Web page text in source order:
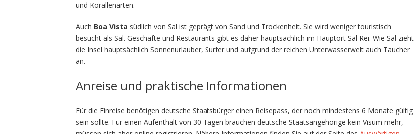
und Korallenarten.
Auch Boa Vista südlich von Sal ist geprägt von Sand und Trockenheit. Sie wird weniger touristisch
besucht als Sal. Geschäfte und Restaurants gibt es daher hauptsächlich im Hauptort Sal Rei. Wie Sal zieht
die Insel hauptsächlich Sonnenurlauber, Surfer und aufgrund der reichen Unterwasserwelt auch Taucher
an.
Anreise und praktische Informationen
Für die Einreise benötigen deutsche Staatsbürger einen Reisepass, der noch mindestens 6 Monate gültig
sein sollte. Für einen Aufenthalt von 30 Tagen brauchen deutsche Staatsangehörige kein Visum mehr,